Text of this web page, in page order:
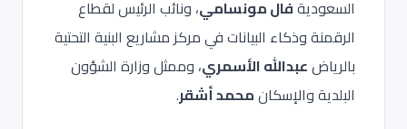
السعوديةفال مونسامي، ونائب الرئيس لقطاع
الرقمنة وذكاء البيانات في مركز مشاريع البنية التحتية
بالرياضعبدالله الأسمري، وممثل وزارة الشؤون
البلدية والإسكانمحمد أشقر.